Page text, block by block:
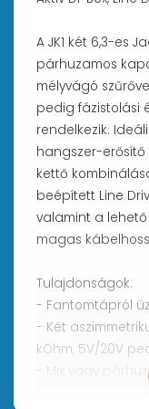
A JK1 két 6,3-es
párhuzamos
mélyvágó
pedig fázistolási
rendelkezik.
hangszer-
kettő
beépített Line
valamint a
magas
Tulajdonságok:
- Fantomtápról
- Két
kOhm, 5V/20V
- Mix vagy
- Mélyvágó